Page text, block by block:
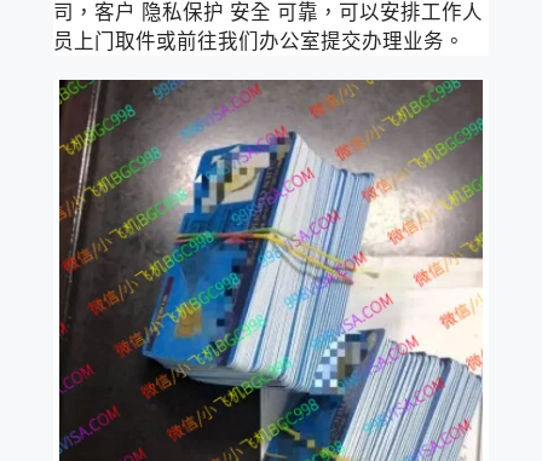
司，客户 隐私保护 安全 可靠，可以安排工作人
员上门取件或前往我们办公室提交办理业务。